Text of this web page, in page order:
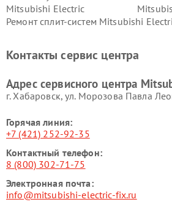
Mitsubishi Electric
Ремонт сплит-систем Mitsubishi
Контакты сервис центра
Адрес сервисного центра
г. Хабаровск, ул. Морозова Павла
Горячая линия:
+7 (421) 252-92-35
Контактный телефон:
8 (800) 302-71-75
Электронная почта:
info@mitsubishi-electric-fix.ru